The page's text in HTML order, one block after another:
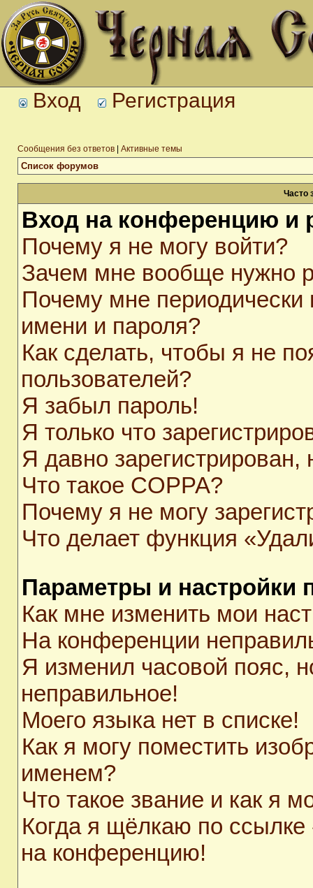
Вход Регистрация
Сообщения без ответов Активные темы
Список форумов
Часто
Вход на конференцию и
Почему я не могу войти?
Зачем мне вообще нужно
Почему мне периодически
имени и пароля?
Как сделать, чтобы я не
пользователей?
Я забыл пароль!
Я только что
Я давно
Что такое COPPA?
Почему я не могу
Что делает функция
Параметры и настройки
Как мне изменить мои
На конференции
Я изменил часовой пояс,
неправильное!
Моего языка нет в списке!
Как я могу поместить
именем?
Что такое звание и как я
Когда я щёлкаю по ссылке
на конференцию!